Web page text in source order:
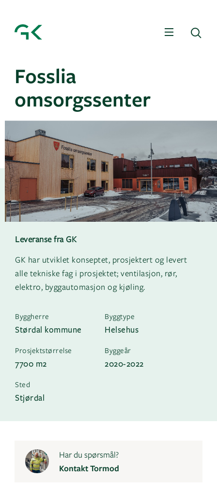
Meny
Fosslia
omsorgssenter
Leveranse fra GK
GK har utviklet konseptet, prosjektert og levert
alle tekniske fag i prosjektet; ventilasjon, rør,
elektro, byggautomasjon og kjøling.
Byggherre
Størdal kommune
Byggtype
Helsehus
Prosjektstørrelse
7700 m2
Byggeår
2020-2022
Sted
Stjørdal
Har du spørsmål?
Kontakt Tormod